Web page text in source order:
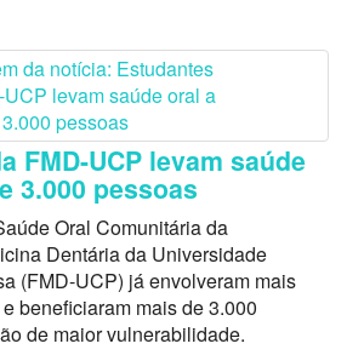
FMD-UCP levam saúde
3.000 pessoas
Oral Comunitária da
Dentária da Universidade
(FMD-UCP) já envolveram mais
beneficiaram mais de 3.000
de maior vulnerabilidade.